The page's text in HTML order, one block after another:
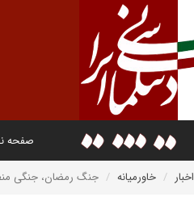
صفحه
اخبار خاورمیانه جنگ رمضان، جنگی